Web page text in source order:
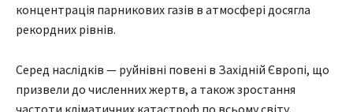
концентрація парникових газів в атмосфері досягла
рекордних рівнів.
Серед наслідків — руйнівні повені в Західній Європі, що
призвели до численних жертв, а також зростання
частоти кліматичних катастроф по всьому світу.